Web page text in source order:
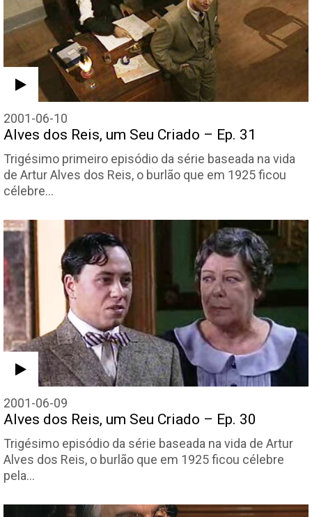
2001-06-10
Alves dos Reis, um Seu Criado – Ep. 31
Trigésimo primeiro episódio da série baseada na vida
de Artur Alves dos Reis, o burlão que em 1925 ficou
célebre…
2001-06-09
Alves dos Reis, um Seu Criado – Ep. 30
Trigésimo episódio da série baseada na vida de Artur
Alves dos Reis, o burlão que em 1925 ficou célebre
pela…